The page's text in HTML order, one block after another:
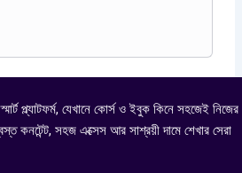
প্ল্যাটফর্ম, যেখানে কোর্স ও ইবুক কিনে সহজেই নিজের
কনটেন্ট, সহজ এক্সেস আর সাশ্রয়ী দামে শেখার সেরা